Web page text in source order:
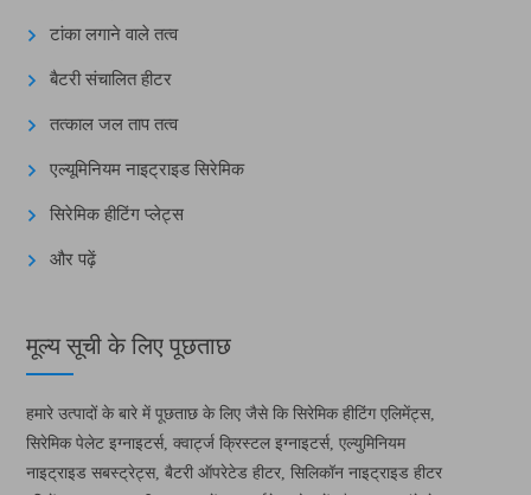
टांका लगाने वाले तत्व
बैटरी संचालित हीटर
तत्काल जल ताप तत्व
एल्यूमिनियम नाइट्राइड सिरेमिक
सिरेमिक हीटिंग प्लेट्स
और पढ़ें
मूल्य सूची के लिए पूछताछ
हमारे उत्पादों के बारे में पूछताछ के लिए जैसे कि सिरेमिक हीटिंग एलिमेंट्स,
सिरेमिक पेलेट इग्नाइटर्स, क्वार्ट्ज क्रिस्टल इग्नाइटर्स, एल्युमिनियम
नाइट्राइड सबस्ट्रेट्स, बैटरी ऑपरेटेड हीटर, सिलिकॉन नाइट्राइड हीटर